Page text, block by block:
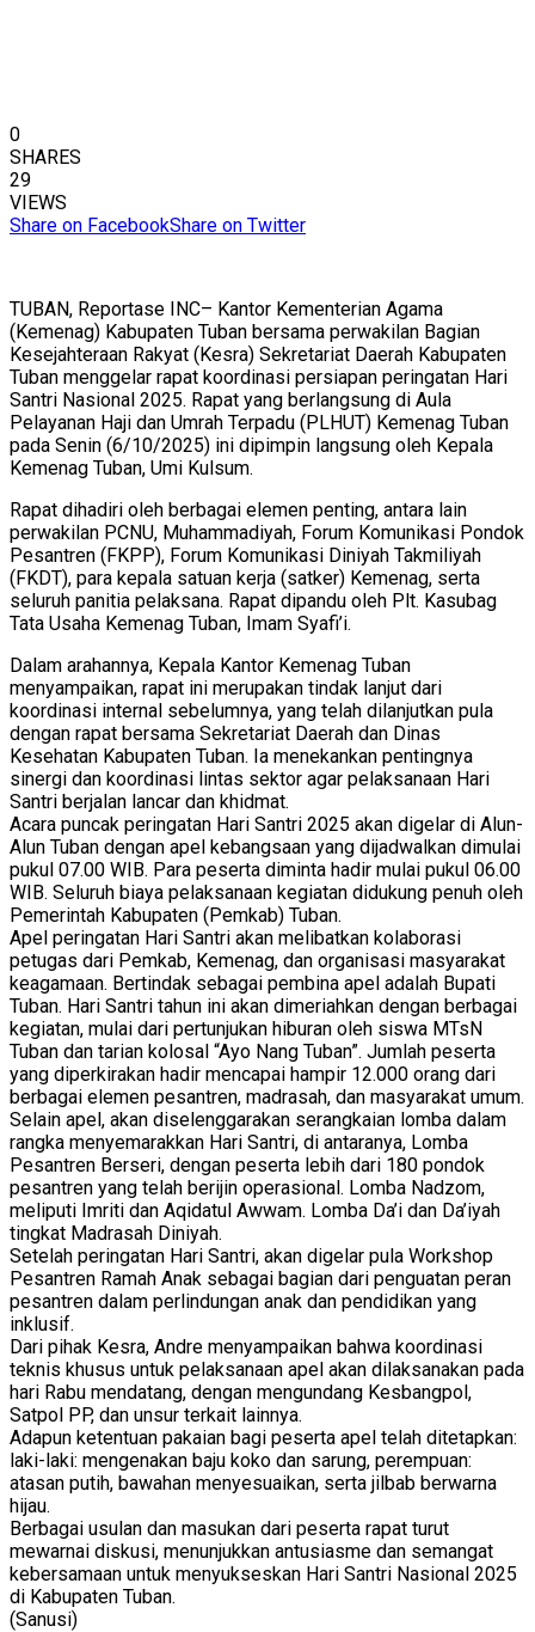
0
SHARES
29
VIEWS
Share on FacebookShare on Twitter
TUBAN, Reportase INC– Kantor Kementerian Agama
(Kemenag) Kabupaten Tuban bersama perwakilan Bagian
Kesejahteraan Rakyat (Kesra) Sekretariat Daerah Kabupaten
Tuban menggelar rapat koordinasi persiapan peringatan Hari
Santri Nasional 2025. Rapat yang berlangsung di Aula
Pelayanan Haji dan Umrah Terpadu (PLHUT) Kemenag Tuban
pada Senin (6/10/2025) ini dipimpin langsung oleh Kepala
Kemenag Tuban, Umi Kulsum.
Rapat dihadiri oleh berbagai elemen penting, antara lain
perwakilan PCNU, Muhammadiyah, Forum Komunikasi Pondok
Pesantren (FKPP), Forum Komunikasi Diniyah Takmiliyah
(FKDT), para kepala satuan kerja (satker) Kemenag, serta
seluruh panitia pelaksana. Rapat dipandu oleh Plt. Kasubag
Tata Usaha Kemenag Tuban, Imam Syafi’i.
Dalam arahannya, Kepala Kantor Kemenag Tuban
menyampaikan, rapat ini merupakan tindak lanjut dari
koordinasi internal sebelumnya, yang telah dilanjutkan pula
dengan rapat bersama Sekretariat Daerah dan Dinas
Kesehatan Kabupaten Tuban. Ia menekankan pentingnya
sinergi dan koordinasi lintas sektor agar pelaksanaan Hari
Santri berjalan lancar dan khidmat.
Acara puncak peringatan Hari Santri 2025 akan digelar di Alun-
Alun Tuban dengan apel kebangsaan yang dijadwalkan dimulai
pukul 07.00 WIB. Para peserta diminta hadir mulai pukul 06.00
WIB. Seluruh biaya pelaksanaan kegiatan didukung penuh oleh
Pemerintah Kabupaten (Pemkab) Tuban.
Apel peringatan Hari Santri akan melibatkan kolaborasi
petugas dari Pemkab, Kemenag, dan organisasi masyarakat
keagamaan. Bertindak sebagai pembina apel adalah Bupati
Tuban. Hari Santri tahun ini akan dimeriahkan dengan berbagai
kegiatan, mulai dari pertunjukan hiburan oleh siswa MTsN
Tuban dan tarian kolosal “Ayo Nang Tuban”. Jumlah peserta
yang diperkirakan hadir mencapai hampir 12.000 orang dari
berbagai elemen pesantren, madrasah, dan masyarakat umum.
Selain apel, akan diselenggarakan serangkaian lomba dalam
rangka menyemarakkan Hari Santri, di antaranya, Lomba
Pesantren Berseri, dengan peserta lebih dari 180 pondok
pesantren yang telah berijin operasional. Lomba Nadzom,
meliputi Imriti dan Aqidatul Awwam. Lomba Da’i dan Da’iyah
tingkat Madrasah Diniyah.
Setelah peringatan Hari Santri, akan digelar pula Workshop
Pesantren Ramah Anak sebagai bagian dari penguatan peran
pesantren dalam perlindungan anak dan pendidikan yang
inklusif.
Dari pihak Kesra, Andre menyampaikan bahwa koordinasi
teknis khusus untuk pelaksanaan apel akan dilaksanakan pada
hari Rabu mendatang, dengan mengundang Kesbangpol,
Satpol PP, dan unsur terkait lainnya.
Adapun ketentuan pakaian bagi peserta apel telah ditetapkan:
laki-laki: mengenakan baju koko dan sarung, perempuan:
atasan putih, bawahan menyesuaikan, serta jilbab berwarna
hijau.
Berbagai usulan dan masukan dari peserta rapat turut
mewarnai diskusi, menunjukkan antusiasme dan semangat
kebersamaan untuk menyukseskan Hari Santri Nasional 2025
di Kabupaten Tuban.
(Sanusi)